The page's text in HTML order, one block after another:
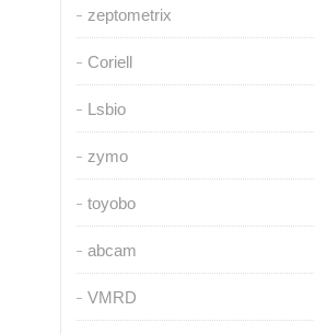
zeptometrix
Coriell
Lsbio
zymo
toyobo
abcam
VMRD